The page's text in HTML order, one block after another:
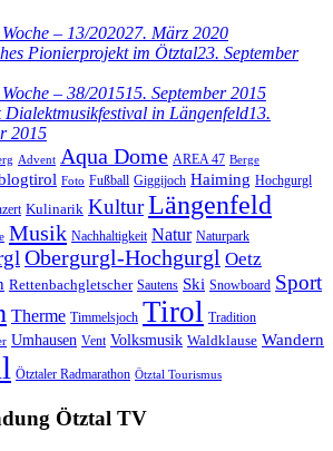
– 13/202027. März 2020
Pionierprojekt im Ötztal23. September
– 38/201515. September 2015
Dialektmusikfestival in Längenfeld13.
2015
Advent Aqua Dome AREA 47 Berge
Foto Fußball Giggijoch Haiming Hochgurgl
Kulinarik KulturLängenfeld
Musik Nachhaltigkeit Natur Naturpark
Obergurgl-Hochgurgl Oetz
Rettenbachgletscher Sautens Ski Snowboard Sport
Therme Timmelsjoch Tirol Tradition
Umhausen Vent Volksmusik Waldklause Wandern
Ötztaler Radmarathon Ötztal Tourismus
Ötztal TV